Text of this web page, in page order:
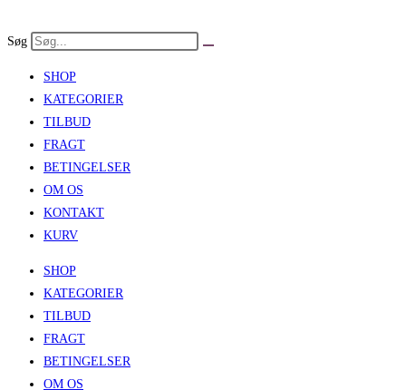
to
Søg
SHOP
KATEGORIER
TILBUD
FRAGT
BETINGELSER
OM OS
KONTAKT
KURV
SHOP
KATEGORIER
TILBUD
FRAGT
BETINGELSER
OM OS